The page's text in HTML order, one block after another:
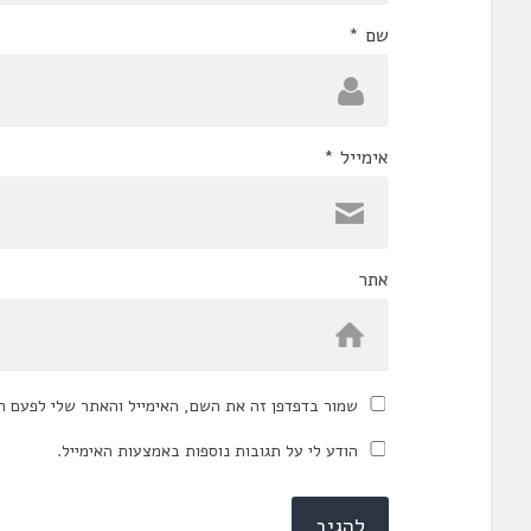
שם *
אימייל *
אתר
שמור בדפדפן זה את השם, האימייל והאתר שלי לפעם
הודע לי על תגובות נוספות באמצעות האימייל.